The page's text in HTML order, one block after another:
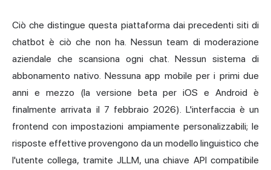
Ciò che distingue questa piattaforma dai precedenti siti di
chatbot è ciò che non ha. Nessun team di moderazione
aziendale che scansiona ogni chat. Nessun sistema di
abbonamento nativo. Nessuna app mobile per i primi due
anni e mezzo (la versione beta per iOS e Android è
finalmente arrivata il 7 febbraio 2026). L'interfaccia è un
frontend con impostazioni ampiamente personalizzabili; le
risposte effettive provengono da un modello linguistico che
l'utente collega, tramite JLLM, una chiave API compatibile